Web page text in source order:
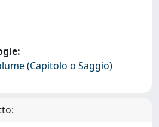
(Capitolo o Saggio)